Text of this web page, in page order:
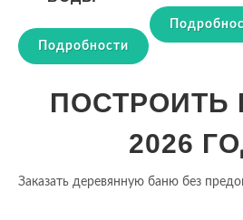
Подробности
ПОСТРОИТЬ
2026
Заказать деревянную баню без